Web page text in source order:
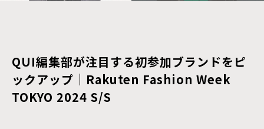
QUI編集部が注目する初参加ブランドをピ
ックアップ｜Rakuten Fashion Week
TOKYO 2024 S/S